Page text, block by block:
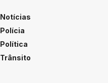
Notícias
Polícia
Política
Trânsito